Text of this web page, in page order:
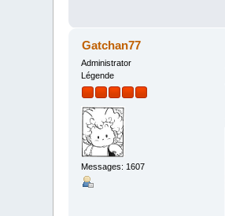
Gatchan77
Administrator
Légende
Messages: 1607